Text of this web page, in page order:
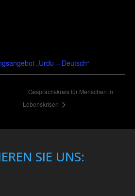
„Urdu – Deutsch“
Gesprächskreis für Menschen in
Lebenskrisen
SIE UNS: